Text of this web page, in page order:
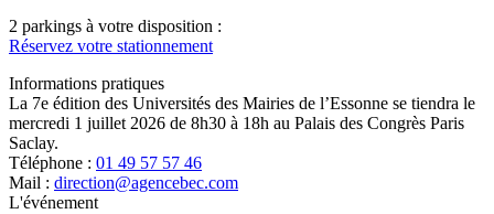
2 parkings à votre disposition :
Réservez votre stationnement
Informations pratiques
La 7e édition des Universités des Mairies de l’Essonne se tiendra le
mercredi 1 juillet 2026 de 8h30 à 18h au Palais des Congrès Paris
Saclay.
Téléphone : 01 49 57 57 46
Mail : direction@agencebec.com
L'événement